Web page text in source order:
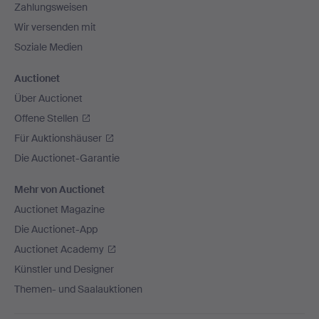
Zahlungsweisen
Wir versenden mit
Soziale Medien
Auctionet
Über Auctionet
Offene Stellen
Für Auktionshäuser
Die Auctionet-Garantie
Mehr von Auctionet
Auctionet Magazine
Die Auctionet-App
Auctionet Academy
Künstler und Designer
Themen- und Saalauktionen